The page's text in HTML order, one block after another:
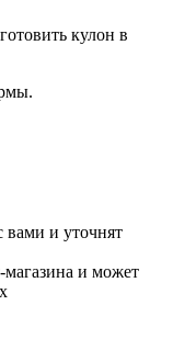
кулон в
вами и уточнят
магазина и может